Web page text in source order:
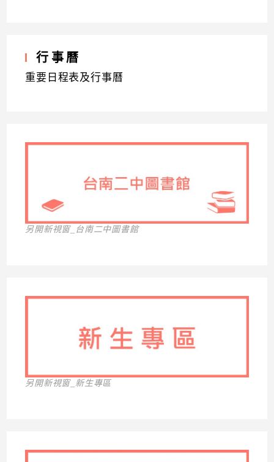
行事曆
重要日程表及行事曆
另開新視窗_台南二中圖書館
另開新視窗_新生專區